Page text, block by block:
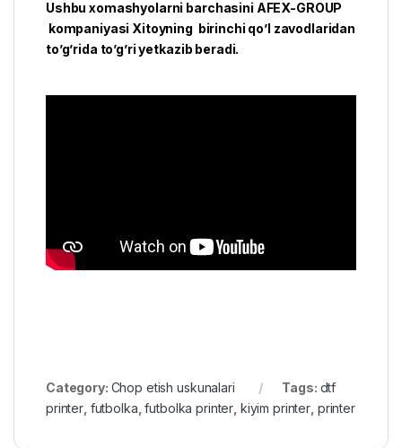
Ushbu xomashyolarni barchasini AFEX-GROUP
kompaniyasi Xitoyning birinchi qo’l zavodlaridan
to’g’rida to’g’ri yetkazib beradi.
Category: Chop etish uskunalari Tags: dtf
printer futbolka ,futbolka printer kiyim printer printer